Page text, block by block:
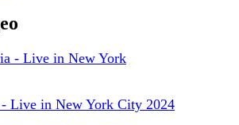
Live in New York City 2024